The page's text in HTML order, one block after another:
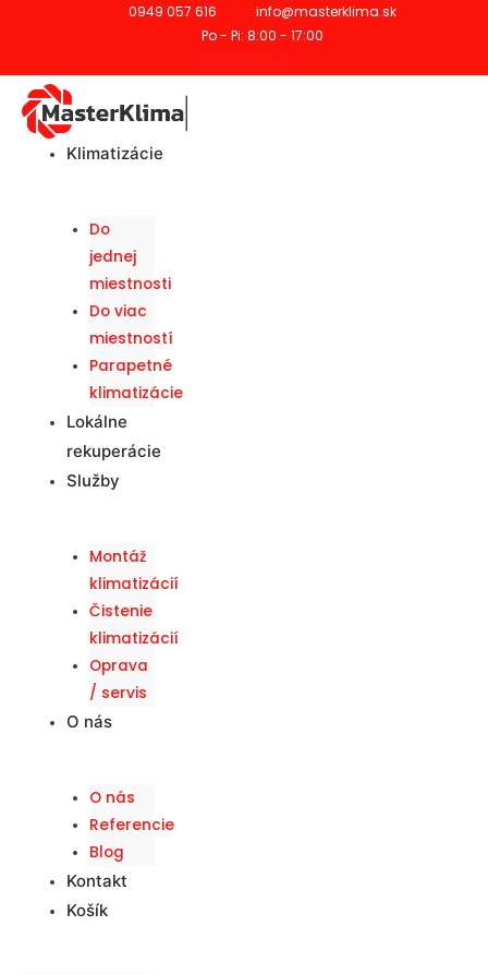
0949 057 616
info@masterklima.sk
Po - Pi: 8:00 - 17:00
Klimatizácie
Do
jednej
miestnosti
Do viac
miestností
Parapetné
klimatizácie
Lokálne
rekuperácie
Služby
Montáž
klimatizácií
Čistenie
klimatizácií
Oprava
/ servis
O nás
O nás
Referencie
Blog
Kontakt
Košík